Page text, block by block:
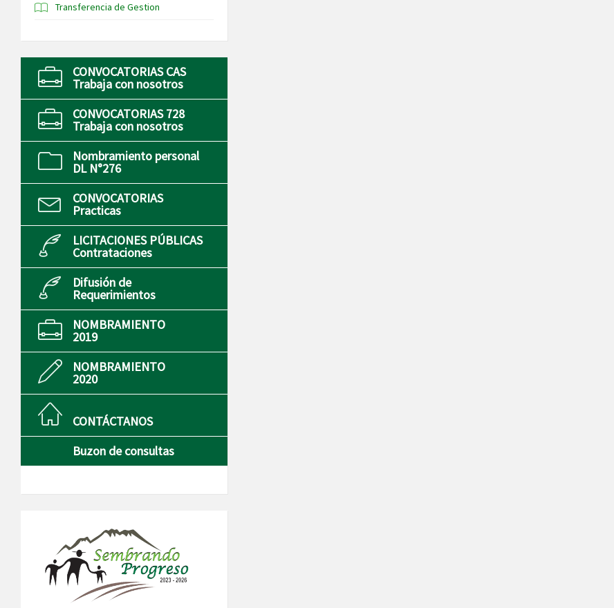
Transferencia de Gestion
CONVOCATORIAS CAS
Trabaja con nosotros
CONVOCATORIAS 728
Trabaja con nosotros
Nombramiento personal
DL N°276
CONVOCATORIAS
Practicas
LICITACIONES PÚBLICAS
Contrataciones
Difusión de
Requerimientos
NOMBRAMIENTO
2019
NOMBRAMIENTO
2020
CONTÁCTANOS
Buzon de consultas